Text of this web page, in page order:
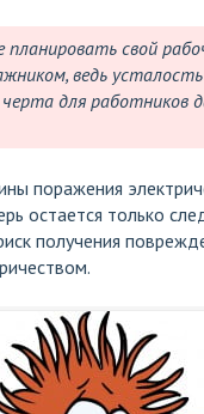
свой
ведь
для работников
поражения
остается только
получения